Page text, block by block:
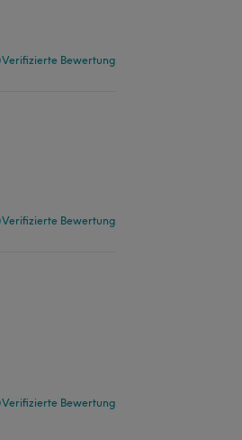
Verifizierte Bewertung
Verifizierte Bewertung
Verifizierte Bewertung